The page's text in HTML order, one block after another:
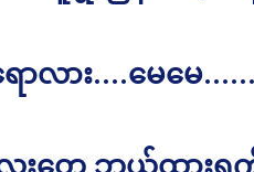
ာလား….မေမေ